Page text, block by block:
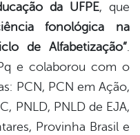
da UFPE, que
fonológica na
de Alfabetização”.
e colaborou com o
PCN, PCN em Ação,
PNLD, PNLD de EJA,
Provinha Brasil e